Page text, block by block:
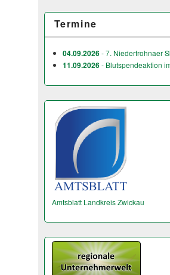
Termine
04.09.2026- 7. Niederfrohnaer
11.09.2026- Blutspendeaktion
Amtsblatt Landkreis Zwickau